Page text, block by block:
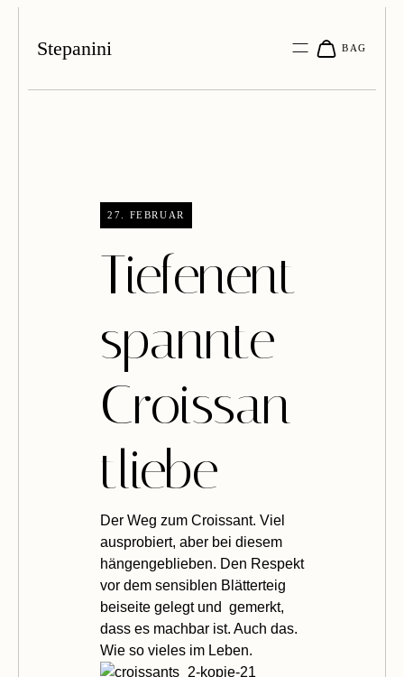
Stepanini
27. FEBRUAR
Tiefenent
spannte
Croissan
tliebe
Der Weg zum Croissant. Viel
ausprobiert, aber bei diesem
hängengeblieben. Den Respekt
vor dem sensiblen Blätterteig
beiseite gelegt und gemerkt,
dass es machbar ist. Auch das.
Wie so vieles im Leben.